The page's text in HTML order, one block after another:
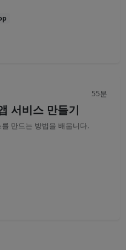
55분
서비스 만들기
만드는 방법을 배웁니다.